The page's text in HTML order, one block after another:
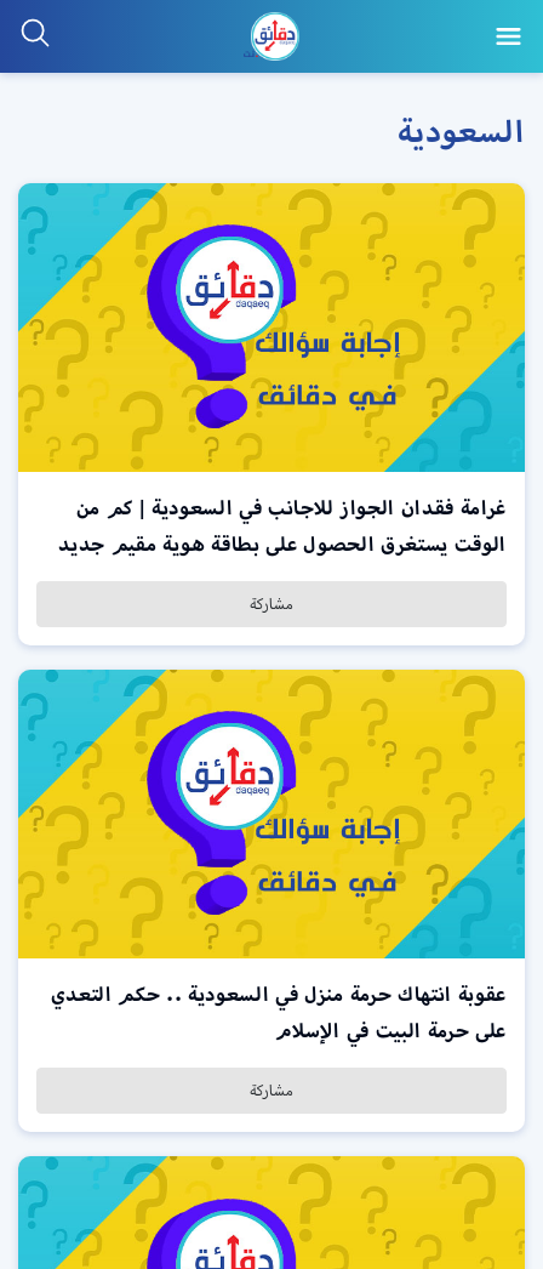
السعودية
غرامة فقدان الجواز للاجانب في السعودية | كم من
الوقت يستغرق الحصول على بطاقة هوية مقيم جديد
مشاركة
عقوبة انتهاك حرمة منزل في السعودية .. حكم التعدي
على حرمة البيت في الإسلام
مشاركة